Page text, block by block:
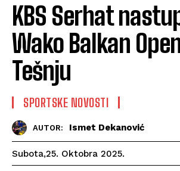
KBS Serhat
Wako Balkan
Tešnju
SPORTSKE NOVOSTI
AUTOR: Ismet Dekanović
Subota,25. Oktobra 2025.